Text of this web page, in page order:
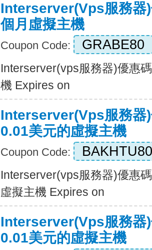
Interserver(vps服務器
個月虛擬主機
Coupon Code: GRABE80
Interserver(vps服務器)優惠
機 Expires on
Interserver(vps服務器
0.01美元的虛擬主機
Coupon Code: BAKHTU80
Interserver(vps服務器)優惠
虛擬主機 Expires on
Interserver(vps服務器
0.01美元的虛擬主機